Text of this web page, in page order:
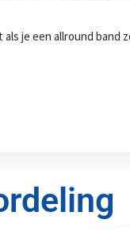
als je een allround band